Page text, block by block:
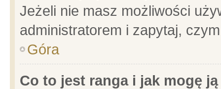
Jeżeli nie masz możliwości
administratorem i zapytaj,
Góra
Co to jest ranga i jak mogę